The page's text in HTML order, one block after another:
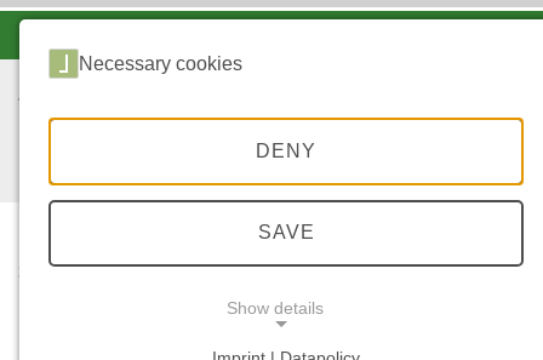
START
...
BRENNSTOFF HOLZ -
Necessary cookies
DENY
SAVE
Show details